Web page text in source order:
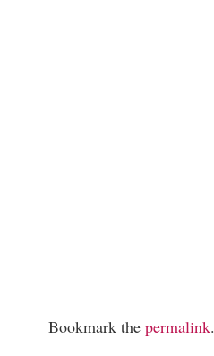
Bookmark the permalink.